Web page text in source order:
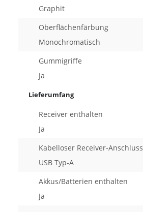
Graphit
Oberflächenfärbung
Monochromatisch
Gummigriffe
Ja
Lieferumfang
Receiver enthalten
Ja
Kabelloser Receiver-Anschluss
USB Typ-A
Akkus/Batterien enthalten
Ja